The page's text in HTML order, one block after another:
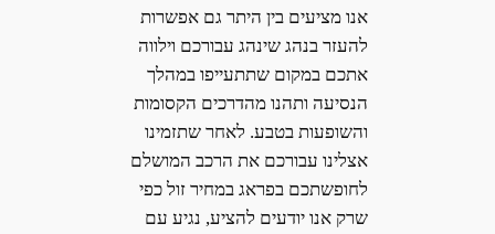
אנו מציעים בין היתר גם אפשרות
להעזר בנהג שינהג עבורכם וילווה
אתכם במקום שתתעייפו במהלך
הנסיעה ותהנו מהדרכים הקסומות
והשופעות בטבע. לאחר שתזמינו
אצלינו עבורכם את הרכב המושלם
לחופשתכם בפראג במחיר זול כפי
שרק אנו יודעים להציע, נגיע עם